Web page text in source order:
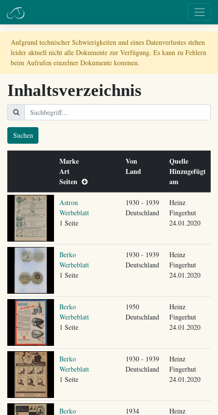
Aufgrund technischer Schwierigkeiten und eines Datenverlustes stehen
leider aktuell nicht alle Dokumente zur Verfügung. Es kann zu Fehlern
beim Aufrufen einzelner Dokumente kommen.
Inhaltsverzeichnis
Suchen
Marke
Art
Seiten
Von
Land
Quelle
Hinzugefügt
am
Astron
Werbeblatt
1 Seite
1930 - 1939
Deutschland
Heinz
Fingerhut
24.01.2020
Berko
Werbeblatt
1 Seite
1930 - 1939
Deutschland
Heinz
Fingerhut
24.01.2020
Berko
Werbeblatt
1 Seite
1950
Deutschland
Heinz
Fingerhut
24.01.2020
Berko
Werbeblatt
1 Seite
1930 - 1939
Deutschland
Heinz
Fingerhut
24.01.2020
Berko
1934
Heinz